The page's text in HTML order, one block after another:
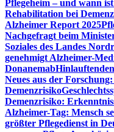
Pflegeheim – und wann
Rehabilitation bei
Alzheimer Report 2025
Nachgefragt beim
Soziales des Landes
genehmigt Alzheimer-
Donanemab
Neues aus der
Demenzrisiko
Demenzrisiko:
Alzheimer-Tag: Mensch
größter Pflegedienst in